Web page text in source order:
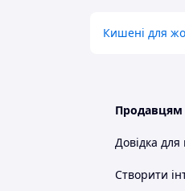
Кишені для
Продавцям
Довідка для
Створити